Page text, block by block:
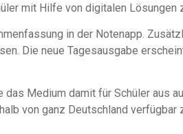
mit Hilfe von digitalen Lösungen
in der Notenapp.
Die neue Tagesausgabe
Medium damit für Schüler aus
von ganz Deutschland